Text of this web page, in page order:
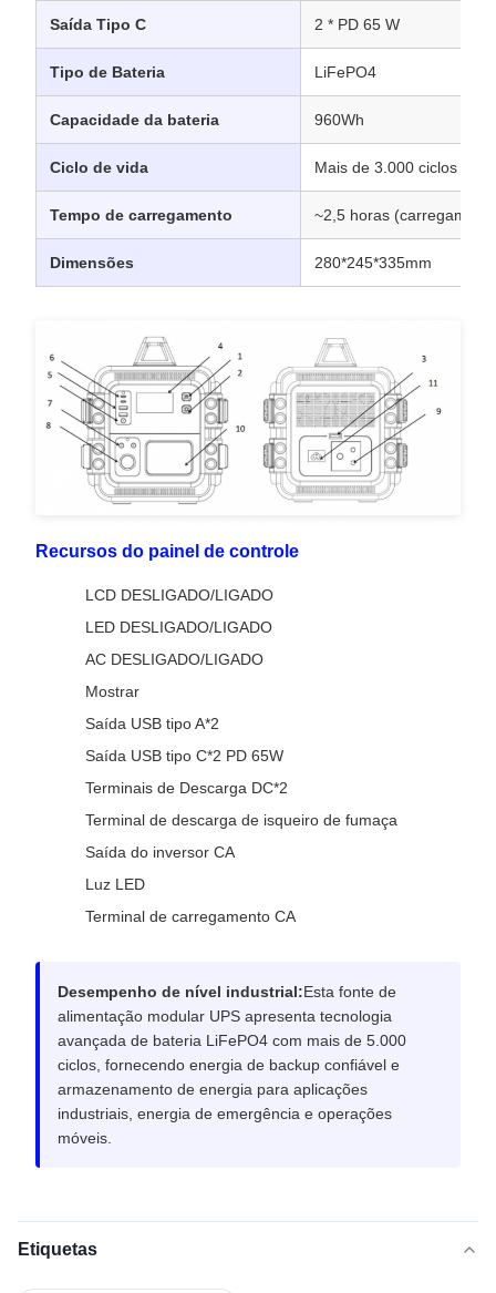
Saída Tipo C 2 * PD 65 W
Tipo de Bateria LiFePO4
Capacidade da bateria 960Wh
Ciclo de vida Mais de 3.000 ciclos
Tempo de carregamento ~2,5 horas
Dimensões 280*245*335mm
Recursos do painel de controle
LCD DESLIGADO/LIGADO
LED DESLIGADO/LIGADO
AC DESLIGADO/LIGADO
Mostrar
Saída USB tipo A*2
Saída USB tipo C*2 PD 65W
Terminais de Descarga DC*2
Terminal de descarga de isqueiro de fumaça
Saída do inversor CA
Luz LED
Terminal de carregamento CA
Desempenho de nível industrial:Esta fonte de
alimentação modular UPS apresenta tecnologia
avançada de bateria LiFePO4 com mais de 5.000
ciclos, fornecendo energia de backup confiável e
armazenamento de energia para aplicações
industriais, energia de emergência e operações
móveis.
Etiquetas